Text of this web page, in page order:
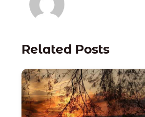
Related Posts